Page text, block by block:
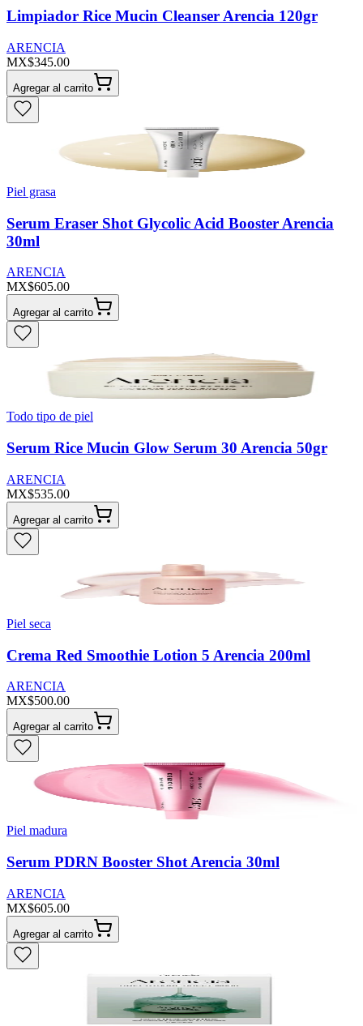
Limpiador Rice Mucin Cleanser Arencia 120gr
ARENCIA
MX$345.00
Agregar al carrito
Piel grasa
Serum Eraser Shot Glycolic Acid Booster Arencia
30ml
ARENCIA
MX$605.00
Agregar al carrito
Todo tipo de piel
Serum Rice Mucin Glow Serum 30 Arencia 50gr
ARENCIA
MX$535.00
Agregar al carrito
Piel seca
Crema Red Smoothie Lotion 5 Arencia 200ml
ARENCIA
MX$500.00
Agregar al carrito
Piel madura
Serum PDRN Booster Shot Arencia 30ml
ARENCIA
MX$605.00
Agregar al carrito